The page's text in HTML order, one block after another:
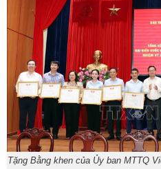
Tặng Bằng khen của Ủy ban MTTQ